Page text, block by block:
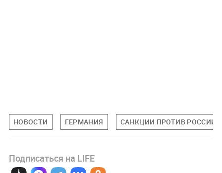
НОВОСТИ ГЕРМАНИЯ САНКЦИИ ПРОТИВ РОССИИ
Подписаться на LIFE